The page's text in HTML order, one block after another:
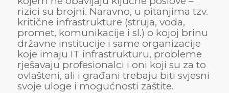
rizici su brojni. Naravno, u pitanjima tzv.
kritične infrastrukture (struja, voda,
promet, komunikacije i sl.) o kojoj brinu
državne institucije i same organizacije
koje imaju IT infrastrukturu, probleme
rješavaju profesionalci i oni koji su za to
ovlašteni, ali i građani trebaju biti svjesni
svoje uloge i mogućnosti zaštite.